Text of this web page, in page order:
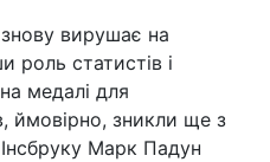
вирушає на
роль статистів і
медалі для
ймовірно, зникли ще з
Марк Падун